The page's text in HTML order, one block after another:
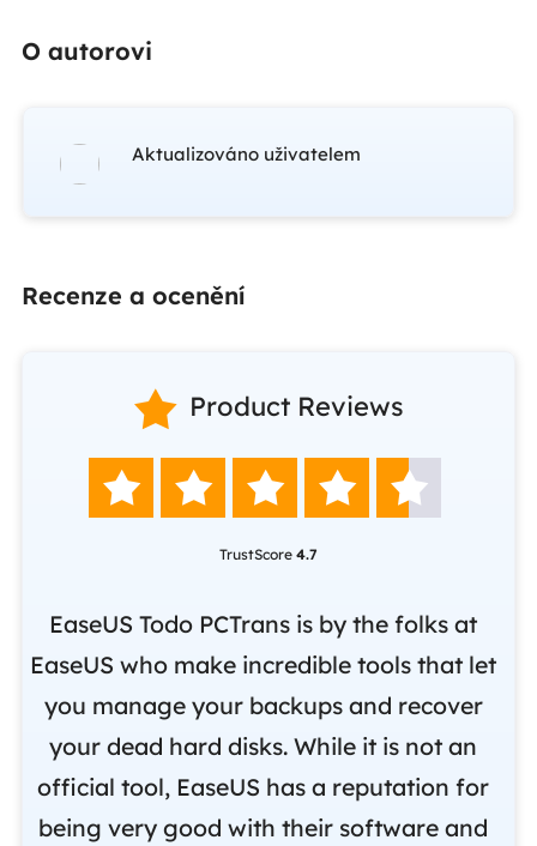
O autorovi
Aktualizováno uživatelem
Recenze a ocenění
 Product Reviews
    
TrustScore 4.7
EaseUS Todo PCTrans is by the folks at
EaseUS who make incredible tools that let
you manage your backups and recover
your dead hard disks. While it is not an
official tool, EaseUS has a reputation for
being very good with their software and